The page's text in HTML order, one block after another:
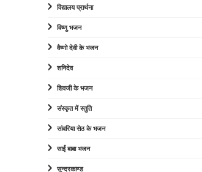
विद्यालय प्रार्थना
विष्णु भजन
वैष्णो देवी के भजन
शनिदेव
शिवजी के भजन
संस्कृत में स्तुति
सांवरिया सेठ के भजन
साईं बाबा भजन
सुन्दरकाण्ड